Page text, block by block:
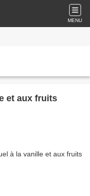
MENU
et aux fruits